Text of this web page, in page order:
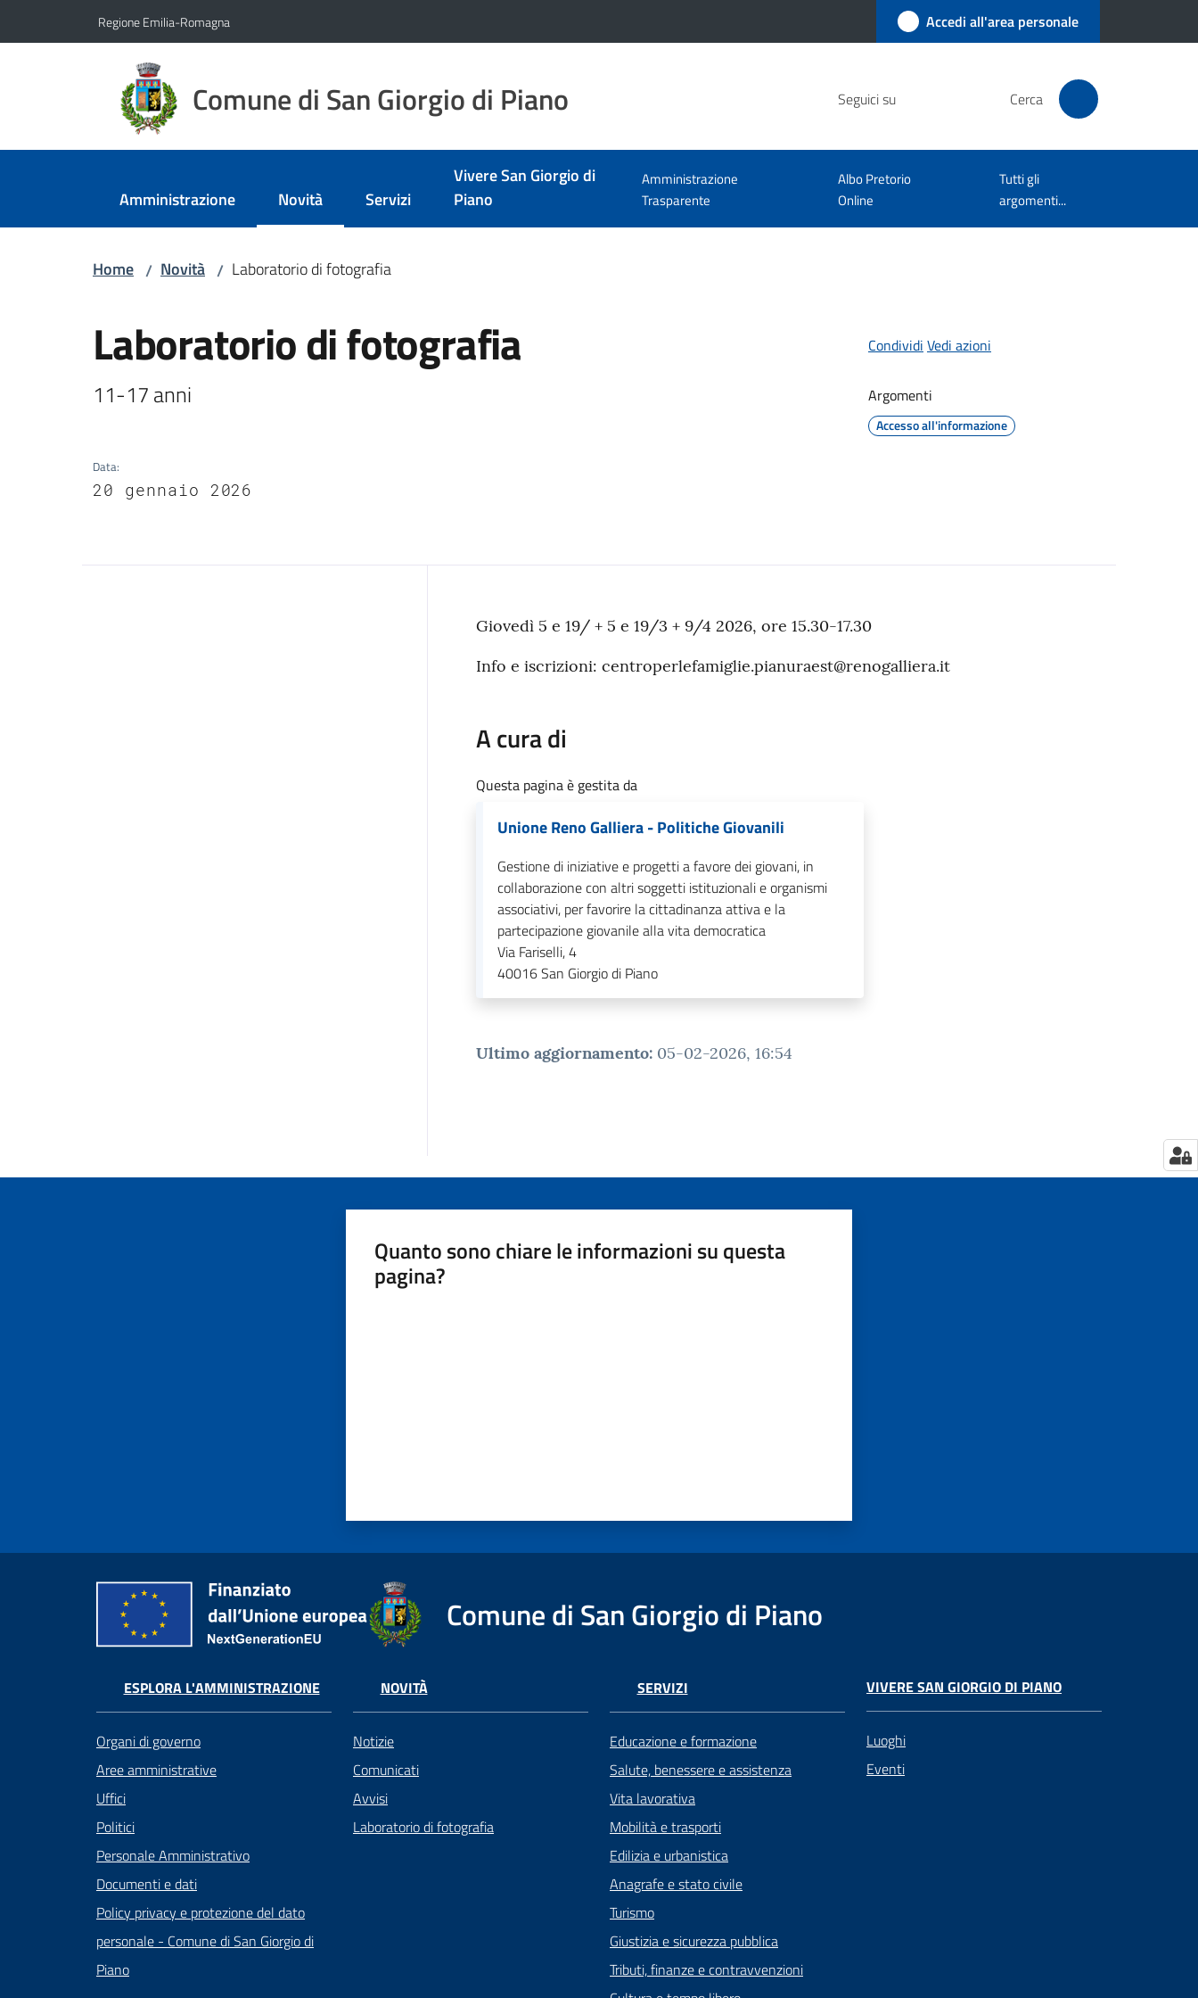
Regione Emilia-Romagna Accedi all'area personale
Comune di San Giorgio di Piano Seguici su Cerca
Amministrazione Novità
Menu selezionato
Servizi
Vivere San Giorgio di
Piano
Amministrazione
Trasparente
Albo Pretorio
Online
Tutti gli
argomenti...
Home / Novità / Laboratorio di fotografia
Laboratorio di fotografia
11-17 anni
Data:
20 gennaio 2026
Condividi Vedi azioni
Argomenti
Accesso all'informazione
Contenuto
Giovedì 5 e 19/ + 5 e 19/3 + 9/4 2026, ore 15.30-17.30
Info e iscrizioni: centroperlefamiglie.pianuraest@renogalliera.it
A cura di
Questa pagina è gestita da
Unione Reno Galliera - Politiche Giovanili
Gestione di iniziative e progetti a favore dei giovani, in
collaborazione con altri soggetti istituzionali e organismi
associativi, per favorire la cittadinanza attiva e la
partecipazione giovanile alla vita democratica
Via Fariselli, 4
40016San Giorgio di Piano
Ultimo aggiornamento: 05-02-2026, 16:54
Quanto sono chiare le informazioni su questa
pagina?
Comune di San Giorgio di Piano
ESPLORA L'AMMINISTRAZIONE
Organi di governo
Aree amministrative
Uffici
Politici
Personale Amministrativo
Documenti e dati
Policy privacy e protezione del dato
personale - Comune di San Giorgio di
Piano
NOVITÀ
Notizie
Comunicati
Avvisi
Laboratorio di fotografia
SERVIZI
Educazione e formazione
Salute, benessere e assistenza
Vita lavorativa
Mobilità e trasporti
Edilizia e urbanistica
Anagrafe e stato civile
Turismo
Giustizia e sicurezza pubblica
Tributi, finanze e contravvenzioni
VIVERE SAN GIORGIO DI PIANO
Luoghi
Eventi